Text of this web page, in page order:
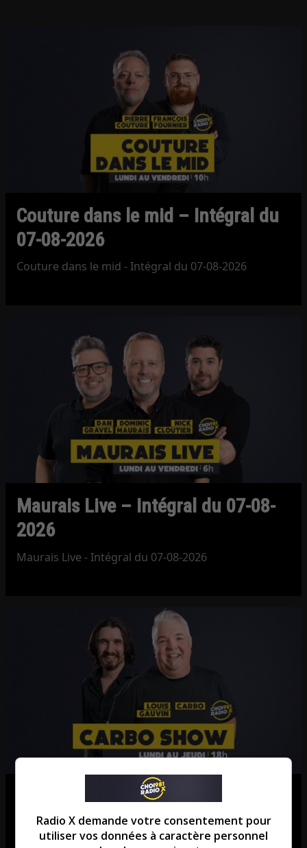
Couture dans le mid – Intégral du
07-08-2026
Couture dans le mid - Intégral du 07-08-2026
Maurais Live – Intégral du 07-08-
2026
Maurais Live - Intégral du 07-08-2026
Le Carbo Show – Intégral du 06-
08-2026
Radio X demande votre consentement pour
utiliser vos données à caractère personnel